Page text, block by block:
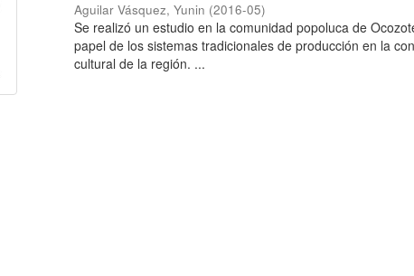
Aguilar Vásquez, Yunin (2016-05)
Se realizó un estudio en la comunidad popoluca de
papel de los sistemas tradicionales de producción en la
cultural de la región. ...